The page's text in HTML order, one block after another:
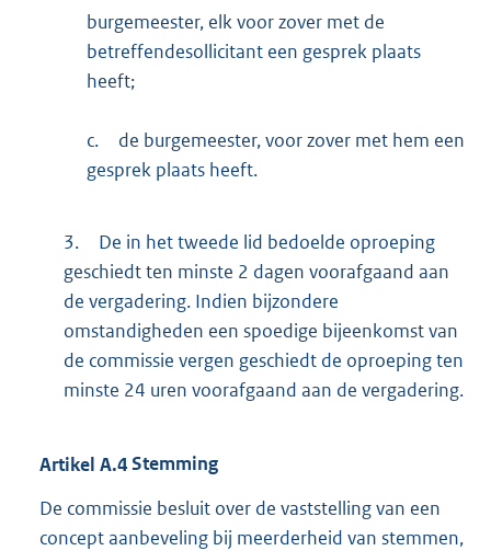
burgemeester, elk voor zover met de
betreffendesollicitant een gesprek plaats
heeft;
c.
de burgemeester, voor zover met hem een
gesprek plaats heeft.
3.
De in het tweede lid bedoelde oproeping
geschiedt ten minste 2 dagen voorafgaand aan
de vergadering. Indien bijzondere
omstandigheden een spoedige bijeenkomst van
de commissie vergen geschiedt de oproeping ten
minste 24 uren voorafgaand aan de vergadering.
Artikel A.4Stemming
De commissie besluit over de vaststelling van een
concept aanbeveling bij meerderheid van stemmen,